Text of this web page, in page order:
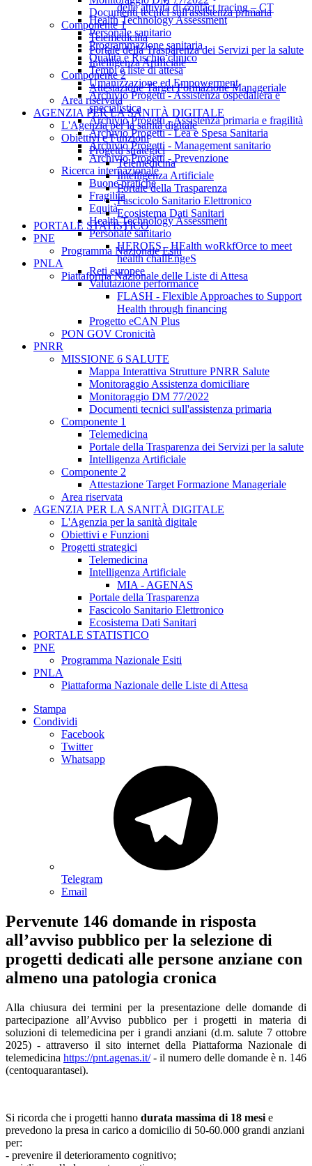
Documenti tecnici sull'assistenza primaria
Componente 1
Telemedicina
Portale della Trasparenza dei Servizi per la salute
Intelligenza Artificiale
Componente 2
Attestazione Target Formazione Manageriale
Area riservata
AGENZIA PER LA SANITÀ DIGITALE
L'Agenzia per la sanità digitale
Obiettivi e Funzioni
Progetti strategici
Telemedicina
Intelligenza Artificiale
Portale della Trasparenza
Fascicolo Sanitario Elettronico
Ecosistema Dati Sanitari
PORTALE STATISTICO
PNE
Programma Nazionale Esiti
PNLA
Piattaforma Nazionale delle Liste di Attesa
delle attività di contact tracing – CT
Health Technology Assessment
Personale sanitario
Programmazione sanitaria
Qualità e Rischio clinico
Tempi e liste di attesa
Umanizzazione ed Empowerment
Archivio Progetti - Assistenza ospedaliera e
specialistica
Archivio Progetti - Assistenza primaria e fragilità
Archivio Progetti - Lea e Spesa Sanitaria
Archivio Progetti - Management sanitario
Archivio Progetti - Prevenzione
Ricerca internazionale
Buone pratiche
Fragilità
Equità
Health Technology Assessment
Personale sanitario
HEROES - HEalth woRkfOrce to meet
health challEngeS
Reti europee
Valutazione performance
FLASH - Flexible Approaches to Support
Health through financing
Progetto eCAN Plus
PON GOV Cronicità
PNRR
MISSIONE 6 SALUTE
Mappa Interattiva Strutture PNRR Salute
Monitoraggio Assistenza domiciliare
Monitoraggio DM 77/2022
Documenti tecnici sull'assistenza primaria
Componente 1
Telemedicina
Portale della Trasparenza dei Servizi per la salute
Intelligenza Artificiale
Componente 2
Attestazione Target Formazione Manageriale
Area riservata
AGENZIA PER LA SANITÀ DIGITALE
L'Agenzia per la sanità digitale
Obiettivi e Funzioni
Progetti strategici
Telemedicina
Intelligenza Artificiale
MIA - AGENAS
Portale della Trasparenza
Fascicolo Sanitario Elettronico
Ecosistema Dati Sanitari
PORTALE STATISTICO
PNE
Programma Nazionale Esiti
PNLA
Piattaforma Nazionale delle Liste di Attesa
Stampa
Condividi
Facebook
Twitter
Whatsapp
Telegram
Email
Pervenute 146 domande in risposta
all’avviso pubblico per la selezione di
progetti dedicati alle persone anziane con
almeno una patologia cronica
Alla chiusura dei termini per la presentazione delle domande di
partecipazione all’Avviso pubblico per i progetti in materia di
soluzioni di telemedicina per i grandi anziani (d.m. salute 7 ottobre
2025) - attraverso il sito internet della Piattaforma Nazionale di
telemedicina https://pnt.agenas.it/- il numero delle domande è n. 146
(centoquarantasei).
Si ricorda che i progetti hanno durata massima di 18 mesi e
prevedono la presa in carico a domicilio di 50-60.000 grandi anziani
per:
- prevenire il deterioramento cognitivo;